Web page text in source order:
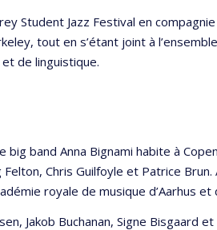
Student Jazz Festival en
tout en s’étant joint à
de linguistique.
band Anna Bignami habite à
Chris Guilfoyle et Patrice
royale de musique d’Aarhus
Jakob Buchanan, Signe